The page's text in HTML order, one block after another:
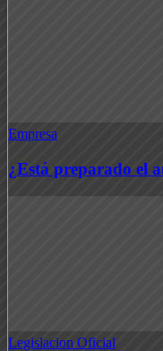
Empresa
¿Está preparado el
Legislacion Oficial